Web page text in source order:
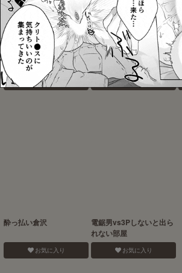
アクサマ。その4
お気に入り
踊り出すシンデレラ
お気に入り
酔っ払い倉沢
お気に入り
電鋸男vs3Pしないと出ら
れない部屋
お気に入り